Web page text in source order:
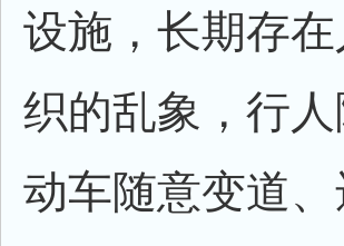
设施，长期存
织的乱象，行
动车随意变道